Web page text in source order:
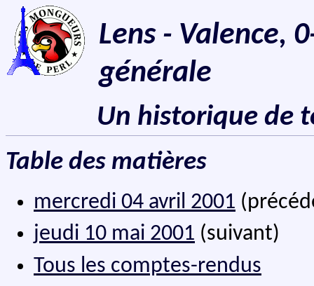
Lens - Valence,
générale
Un historique de
Table des matières
mercredi 04 avril 2001
jeudi 10 mai 2001 (suivant)
Tous les comptes-rendus